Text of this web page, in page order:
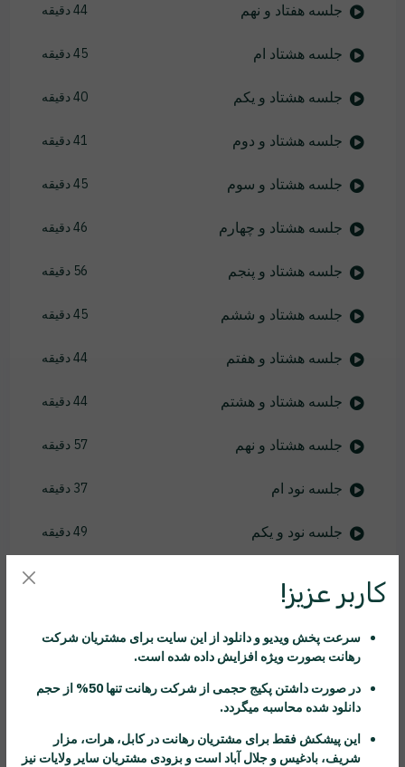
جلسه هفتاد و نهم 44 دقیقه
جلسه هشتاد ام 45 دقیقه
جلسه هشتاد و یکم 40 دقیقه
جلسه هشتاد و دوم 41 دقیقه
جلسه هشتاد و سوم 45 دقیقه
جلسه هشتاد و چهارم 46 دقیقه
جلسه هشتاد و پنجم 56 دقیقه
جلسه هشتاد و ششم 45 دقیقه
جلسه هشتاد و هفتم 44 دقیقه
جلسه هشتاد و هشتم 44 دقیقه
جلسه هشتاد و نهم 57 دقیقه
جلسه نود ام 37 دقیقه
جلسه نود و یکم 49 دقیقه
جلسه نود و چهارم
جلسه نود و پنجم
جلسه نود و ششم 37 دقیقه
کاربر عزیز!
سرعت پخش ویدیو و دانلود از این سایت برای مشتریان شرکت
رهانت بصورت ویژه افزایش داده شده است.
در صورت داشتن پکیج حجمی از شرکت رهانت
تنها 50% از حجم
دانلود شده محاسبه میگردد.
این پیشکش فقط برای مشتریان رهانت در کابل، هرات، مزار
شریف، بادغیس و جلال آباد است و بزودی مشتریان سایر ولایات نیز